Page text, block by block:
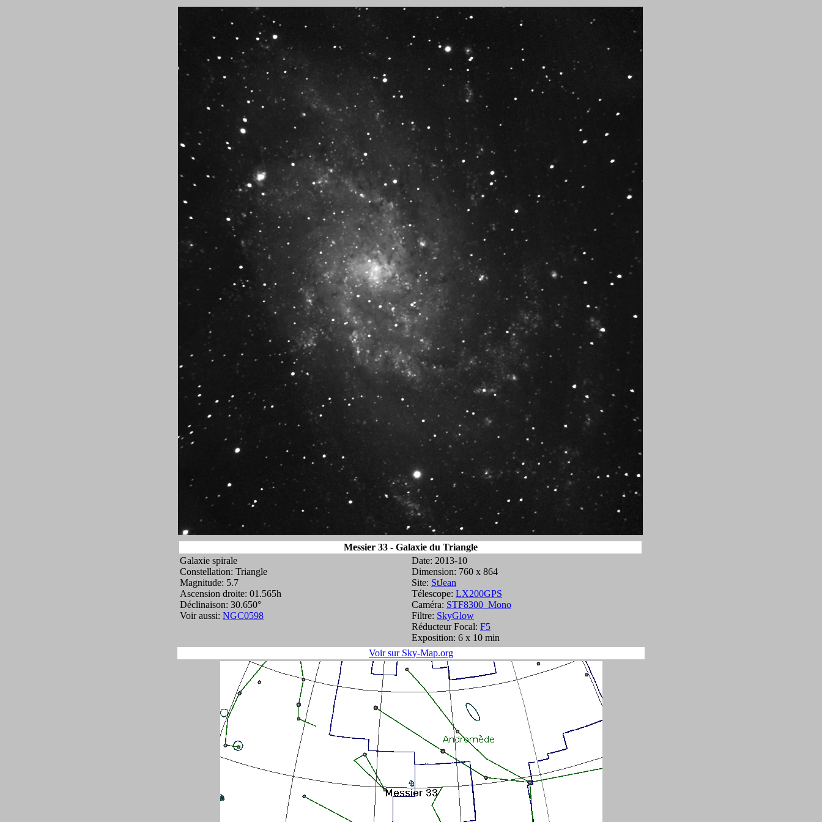
Messier 33 - Galaxie du Triangle
Galaxie spirale
Constellation: Triangle
Magnitude: 5.7
Ascension droite: 01.565h
Déclinaison: 30.650°
Voir aussi: NGC0598
Date: 2013-10
Dimension: 760 x 864
Site: StJean
Télescope: LX200GPS
Caméra: STF8300_Mono
Filtre: SkyGlow
Réducteur Focal: F5
Exposition: 6 x 10 min
Voir sur Sky-Map.org